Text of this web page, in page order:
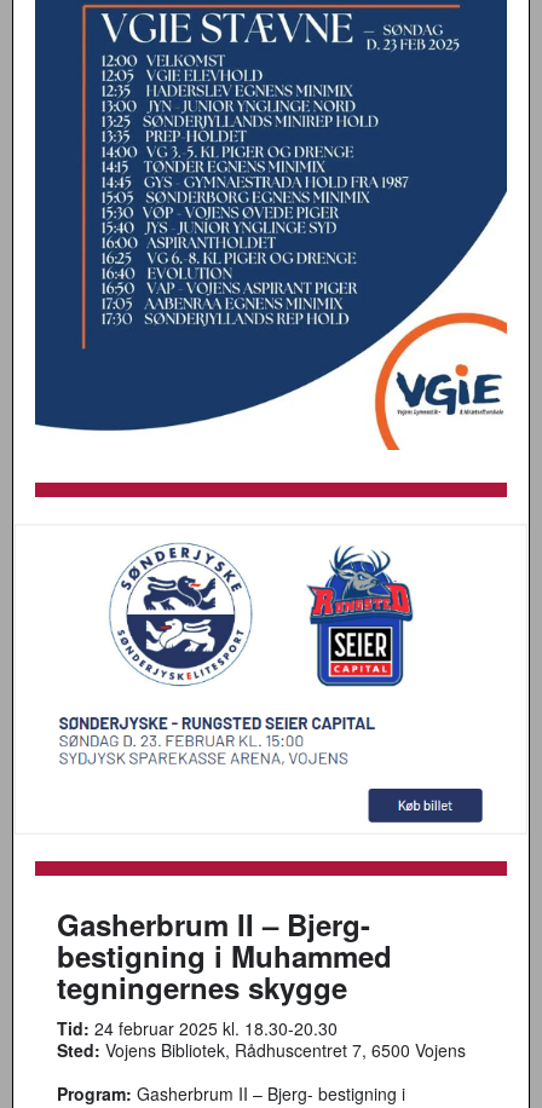
Gasherbrum II – Bjerg-
bestigning i Muhammed
tegningernes skygge
Tid: 24 februar 2025 kl. 18.30-20.30
Sted: Vojens Bibliotek, Rådhuscentret 7, 6500 Vojens
Program: Gasherbrum II – Bjerg- bestigning i